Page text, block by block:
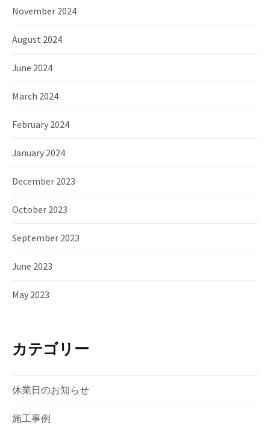
November 2024
August 2024
June 2024
March 2024
February 2024
January 2024
December 2023
October 2023
September 2023
June 2023
May 2023
カテゴリー
休業日のお知らせ
施工事例